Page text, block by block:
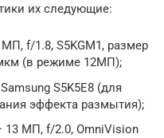
их следующие:
f/1.8, S5KGM1, размер
(в режиме 12МП);
S5K5E8 (для
эффекта размытия);
13 МП, f/2.0, OmniVision